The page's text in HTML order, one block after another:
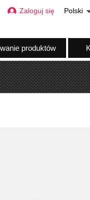
produktów
Zaloguj się Polski